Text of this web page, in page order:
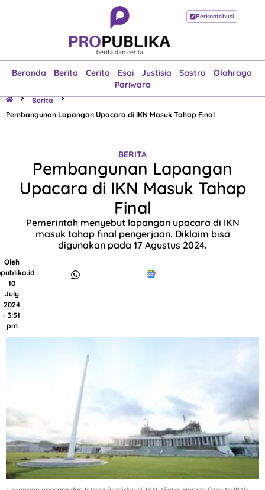
Berkontribusi
Beranda Berita Cerita Esai Justisia Sastra
Olahraga
Pariwara
Beranda
Esai
Justisia
Sastra
Olahraga
Pariwara
Berita
Pembangunan Lapangan Upacara di IKN Masuk Tahap Final
BERITA
Pembangunan Lapangan
Upacara di IKN Masuk Tahap
Final
Pemerintah menyebut lapangan upacara di IKN
masuk tahap final pengerjaan. Diklaim bisa
digunakan pada 17 Agustus 2024.
Oleh
10
July
2024
· 3:51
pm